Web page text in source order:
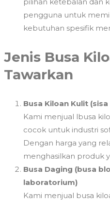
pilihan ketebalan dan
pengguna untuk
kebutuhan spesifik
Jenis Busa
Tawarkan
Busa Kiloan Kulit
Kami menjual lbusa
cocok untuk industri
Dengan harga yang
menghasilkan produk
Busa Daging (busa
laboratorium)
Kami menjual busa